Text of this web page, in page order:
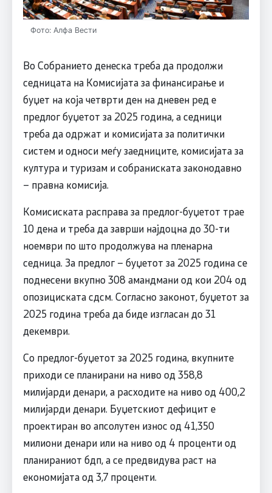
Фото: Алфа Вести
Во Собранието денеска треба да продолжи
седницата на Комисијата за финансирање и
буџет на која четврти ден на дневен ред е
предлог буџетот за 2025 година, а седници
треба да одржат и комисијата за политички
систем и односи меѓу заедниците, комисијата за
култура и туризам и собраниската законодавно
– правна комисија.
Комисиската расправа за предлог-буџетот трае
10 дена и треба да заврши најдоцна до 30-ти
ноември по што продолжува на пленарна
седница. За предлог – буџетот за 2025 година се
поднесени вкупно 308 амандмани од кои 204 од
опозициската сдсм. Согласно законот, буџетот за
2025 година треба да биде изгласан до 31
декември.
Со предлог-буџетот за 2025 година, вкупните
приходи се планирани на ниво од 358,8
милијарди денари, а расходите на ниво од 400,2
милијарди денари. Буџетскиот дефицит е
проектиран во апсолутен износ од 41,350
милиони денари или на ниво од 4 проценти од
планираниот бдп, а се предвидува раст на
економијата од 3,7 проценти.